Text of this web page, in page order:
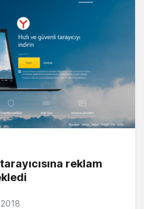
reklam